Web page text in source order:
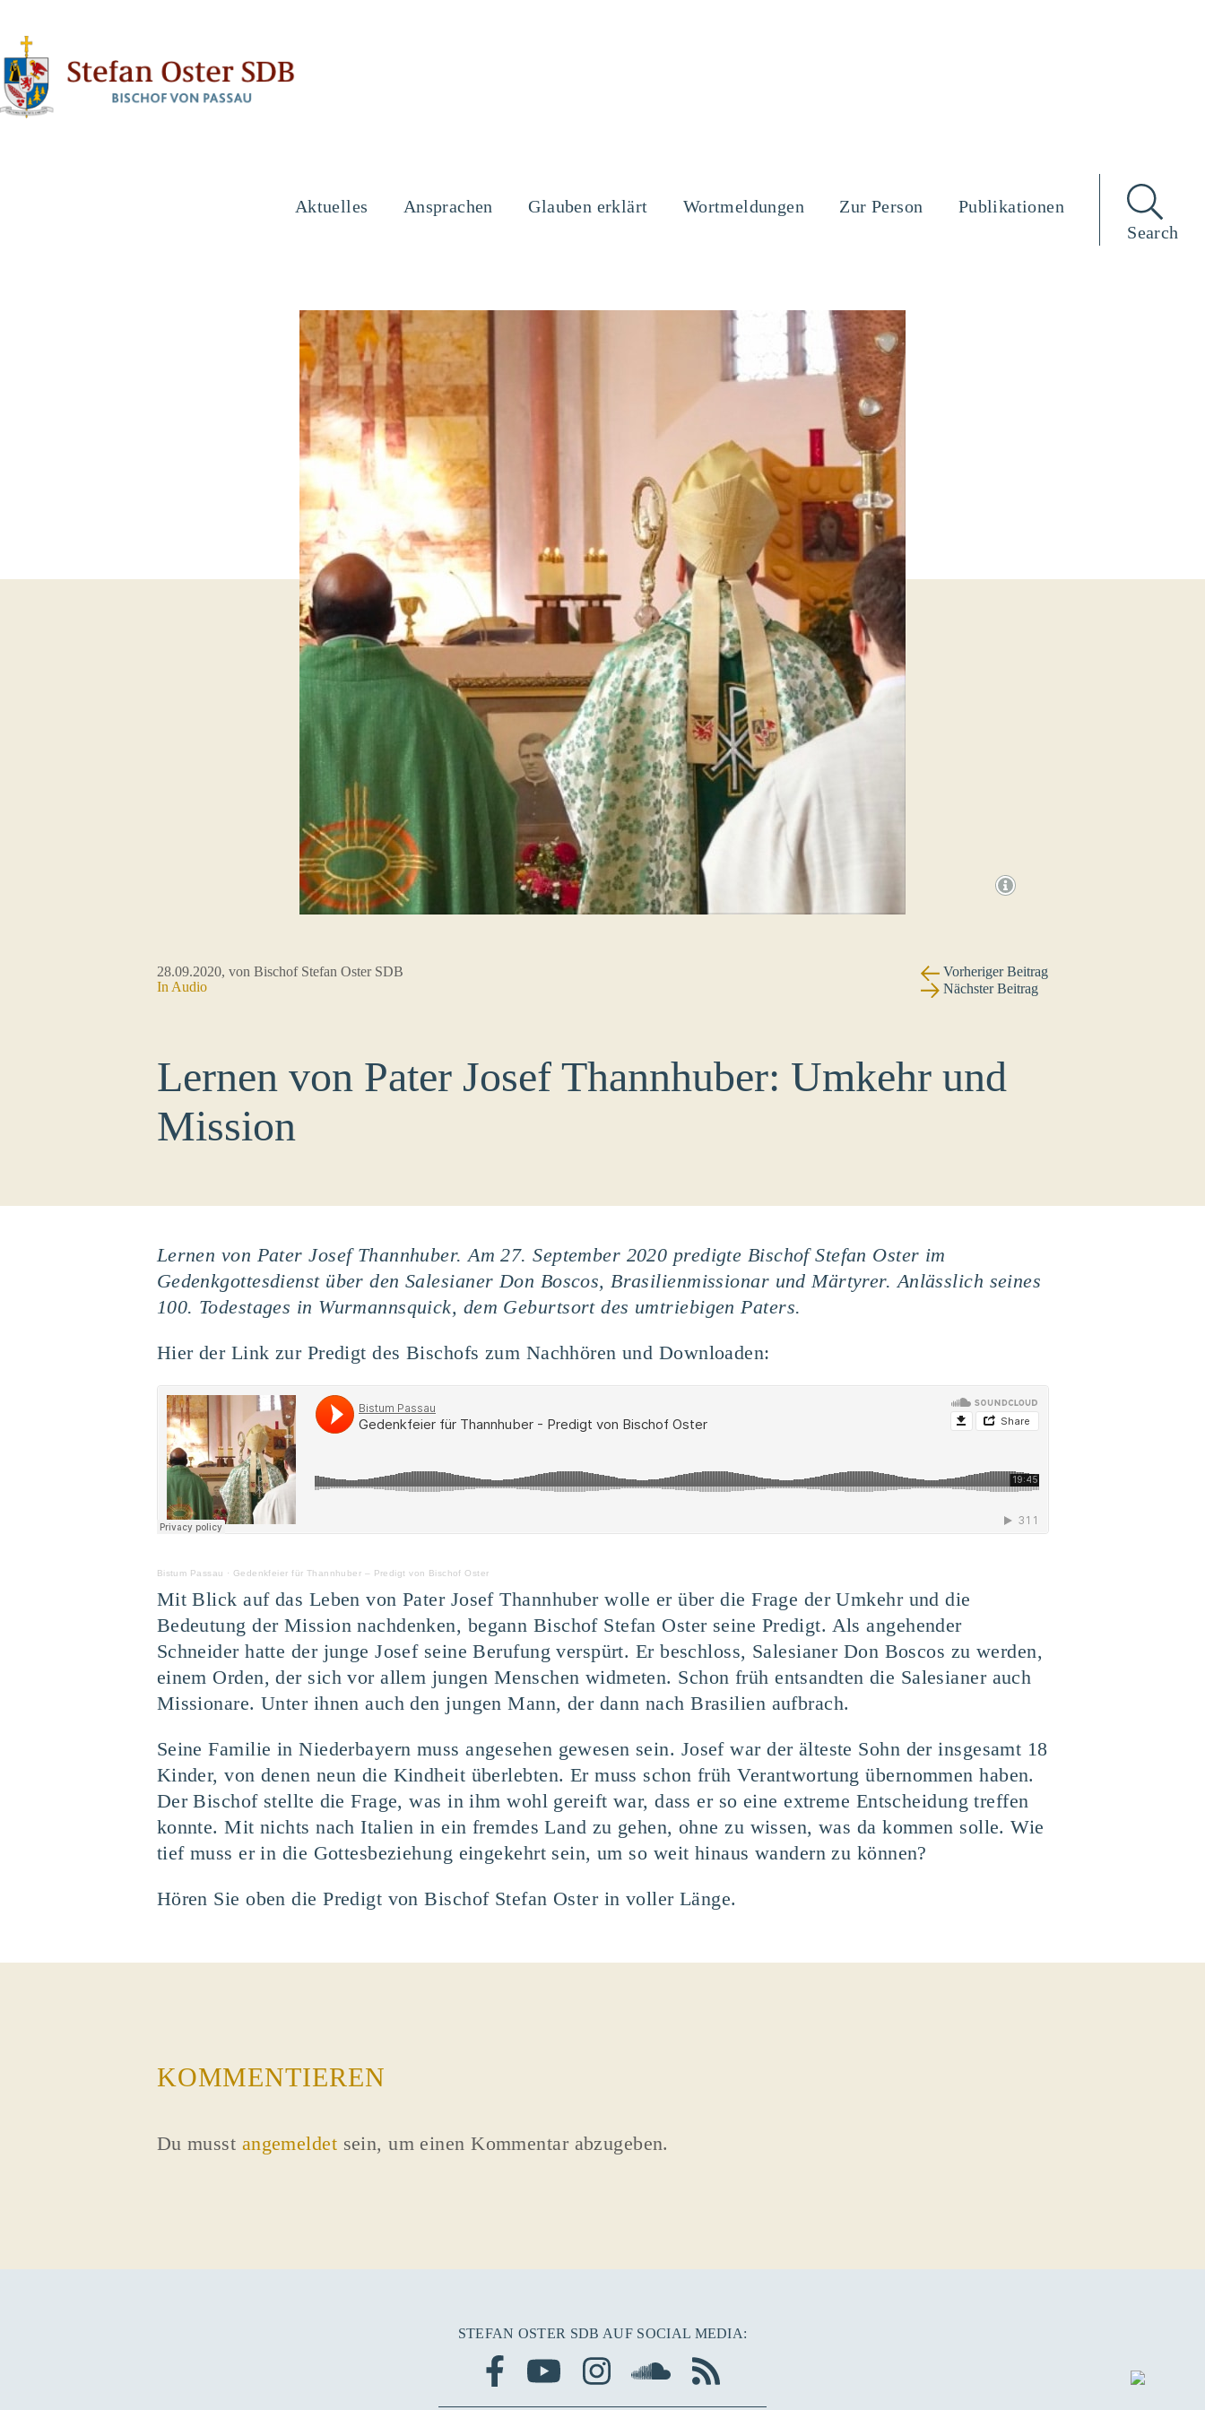
Aktuelles Ansprachen Glauben erklärt Wortmeldungen Zur Person
Publikationen
Search
28.09.2020, von Bischof Stefan Oster SDB
In Audio
Vorheriger Beitrag
Nächster Beitrag
Lernen von Pater Josef Thannhuber: Umkehr und
Mission
Lernen von Pater Josef Thannhuber. Am 27. September 2020 predigte Bischof Stefan Oster im
Gedenkgottesdienst über den Salesianer Don Boscos, Brasilienmissionar und Märtyrer. Anlässlich seines
100. Todestages in Wurmannsquick, dem Geburtsort des umtriebigen Paters.
Hier der Link zur Predigt des Bischofs zum Nachhören und Downloaden:
Bistum Passau · Gedenkfeier für Thannhuber – Predigt von Bischof Oster
Mit Blick auf das Leben von Pater Josef Thannhuber wolle er über die Frage der Umkehr und die
Bedeutung der Mission nachdenken, begann Bischof Stefan Oster seine Predigt. Als angehender
Schneider hatte der junge Josef seine Berufung verspürt. Er beschloss, Salesianer Don Boscos zu werden,
einem Orden, der sich vor allem jungen Menschen widmeten. Schon früh entsandten die Salesianer auch
Missionare. Unter ihnen auch den jungen Mann, der dann nach Brasilien aufbrach.
Seine Familie in Niederbayern muss angesehen gewesen sein. Josef war der älteste Sohn der insgesamt 18
Kinder, von denen neun die Kindheit überlebten. Er muss schon früh Verantwortung übernommen haben.
Der Bischof stellte die Frage, was in ihm wohl gereift war, dass er so eine extreme Entscheidung treffen
konnte. Mit nichts nach Italien in ein fremdes Land zu gehen, ohne zu wissen, was da kommen solle. Wie
tief muss er in die Gottesbeziehung eingekehrt sein, um so weit hinaus wandern zu können?
Hören Sie oben die Predigt von Bischof Stefan Oster in voller Länge.
KOMMENTIEREN
Du musst angemeldet sein, um einen Kommentar abzugeben.
STEFAN OSTER SDB AUF SOCIAL MEDIA: